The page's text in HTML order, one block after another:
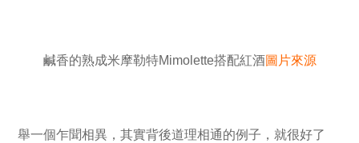
鹹香的熟成米摩勒特Mimolette搭配紅酒圖片來源
舉一個乍聞相異，其實背後道理相通的例子，就很好了